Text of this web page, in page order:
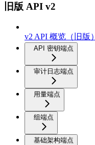
旧版 API v2
v2 API 概览（旧版）
API 密钥端点
审计日志端点
用量端点
组端点
基础架构端点